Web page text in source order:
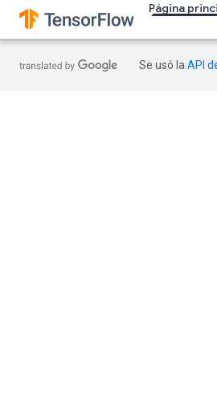
Página
Se usó la API